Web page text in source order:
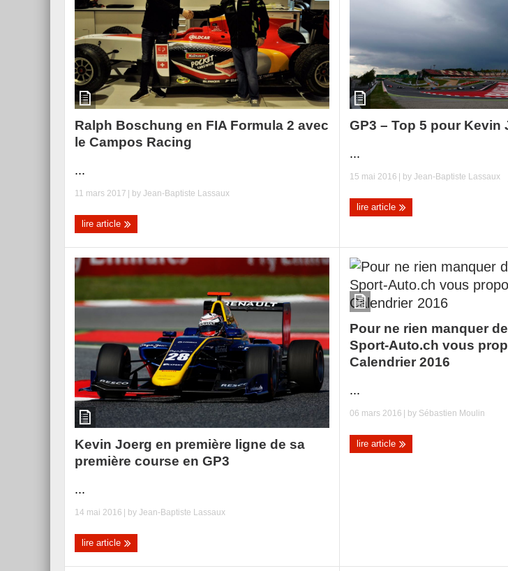
Ralph Boschung en FIA Formula 2 avec
le Campos Racing
...
11 mars 2017 | by Jean-Baptiste Lassaux
lire article
GP3 – Top 5 pour Kevin
...
15 mai 2016 | byJean-Baptiste Lassaux
lire article
Kevin Joerg en première ligne de sa
première course en GP3
...
14 mai 2016 | by Jean-Baptiste Lassaux
lire article
Pour ne rien manquer
Sport-Auto.ch vous
Calendrier 2016
...
06 mars 2016 | by Sébastien Moulin
lire article